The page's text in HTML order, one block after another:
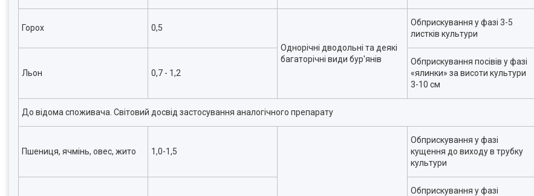
Горох 0,5
Однорічні дводольні та деякі
багаторічні види бур'янів
Обприскування у фазі 3-5
листків культури
Льон 0,7 - 1,2
Обприскування посівів у фазі
«ялинки» за висоти культури
3-10 см
До відома споживача. Світовий досвід застосування аналогічного препарату
Пшениця, ячмінь, овес, жито 1,0-1,5
Обприскування у фазі
кущення до виходу в трубку
культури
Обприскування у фазі